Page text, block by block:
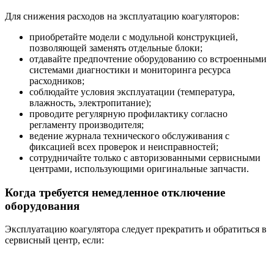
Для снижения расходов на эксплуатацию коагуляторов:
приобретайте модели с модульной конструкцией,
позволяющей заменять отдельные блоки;
отдавайте предпочтение оборудованию со встроенными
системами диагностики и мониторинга ресурса
расходников;
соблюдайте условия эксплуатации (температура,
влажность, электропитание);
проводите регулярную профилактику согласно
регламенту производителя;
ведение журнала технического обслуживания с
фиксацией всех проверок и неисправностей;
сотрудничайте только с авторизованными сервисными
центрами, использующими оригинальные запчасти.
Когда требуется немедленное отключение
оборудования
Эксплуатацию коагулятора следует прекратить и обратиться в
сервисный центр, если: